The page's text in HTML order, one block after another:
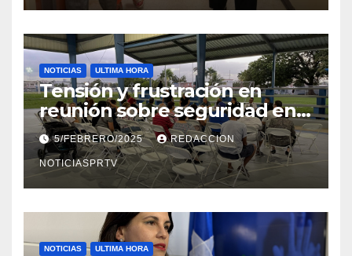
NOTICIAS ULTIMA HORA
Tensión y frustración en
reunión sobre seguridad en
Reparto Metropolitano
5/FEBRERO/2025 REDACCION
NOTICIASPRTV
NOTICIAS ULTIMA HORA